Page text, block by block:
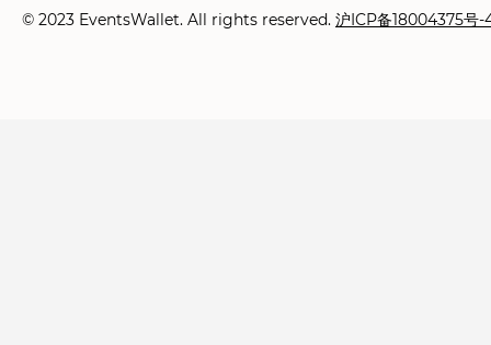
© 2023 EventsWallet. All rights reserved. 沪ICP备18004375号-